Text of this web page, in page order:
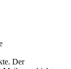
Der